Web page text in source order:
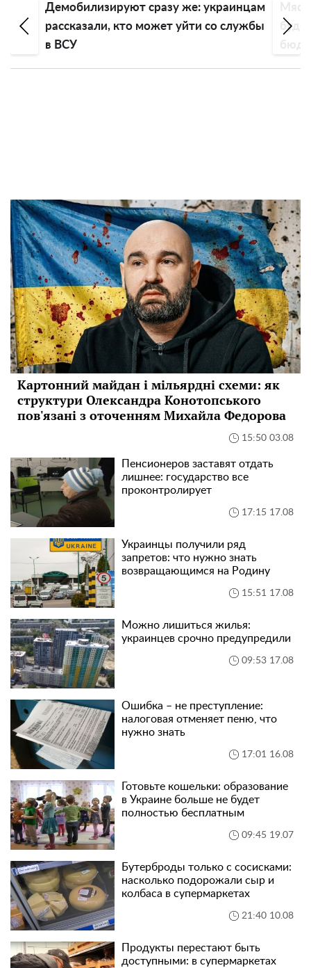
же: украинцам
уйти со службы
Мясистый и сочный перец точно
будет: чем подкормить растение,
Картонний майдан і мільярдні схеми: як
структури Олександра Конотопського
пов'язані з оточенням Михайла Федорова
15:50 03.08
Пенсионеров заставят отдать
лишнее: государство все
проконтролирует
17:15 17.08
Украинцы получили ряд
запретов: что нужно знать
возвращающимся на Родину
15:51 17.08
Можно лишиться жилья:
украинцев срочно предупредили
09:53 17.08
Ошибка – не преступление:
налоговая отменяет пеню, что
нужно знать
17:01 16.08
Готовьте кошельки: образование
в Украине больше не будет
полностью бесплатным
09:45 19.07
Бутерброды только с сосисками:
насколько подорожали сыр и
колбаса в супермаркетах
21:40 10.08
Продукты перестают быть
доступными: в супермаркетах